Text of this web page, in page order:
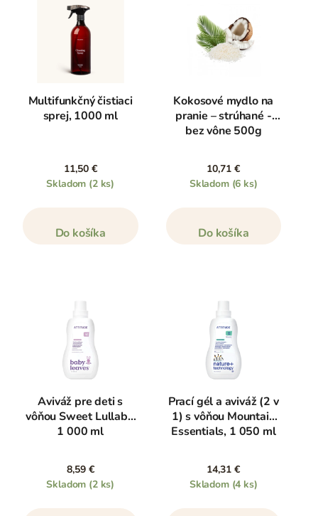
Multifunkčný čistiaci
sprej, 1000 ml
11,50 €
Skladom (2 ks)
Do košíka
Kokosové mydlo na
pranie – strúhané -
bez vône 500g
10,71 €
Skladom (6 ks)
Do košíka
Aviváž pre deti s
vôňou Sweet Lullaby,
1 000 ml
8,59 €
Skladom (2 ks)
Prací gél a aviváž (2 v
1) s vôňou Mountain
Essentials, 1 050 ml
14,31 €
Skladom (4 ks)